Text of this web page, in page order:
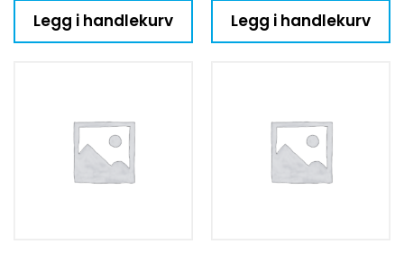
Legg i handlekurv Legg i handlekurv